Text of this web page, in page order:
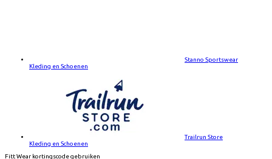
Stanno Sportswear
Kleding en Schoenen
Trailrun Store
Kleding en Schoenen
Fitt Wear kortingscode gebruiken